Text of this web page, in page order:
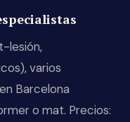
lesión,
varios
Barcelona
o mat. Precios: